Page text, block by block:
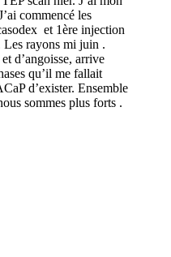
commencé les
et 1ère injection
Les rayons mi juin .
d’angoisse, arrive
qu’il me fallait
d’exister. Ensemble
sommes plus forts .